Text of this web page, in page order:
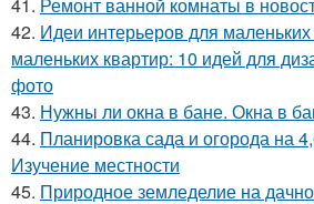
42. Идеи интерьеров для
маленьких квартир: 10 идей для
фото
43. Нужны ли окна в бане. Окна в
44. Планировка сада и огорода на
Изучение местности
45. Природное земледелие на